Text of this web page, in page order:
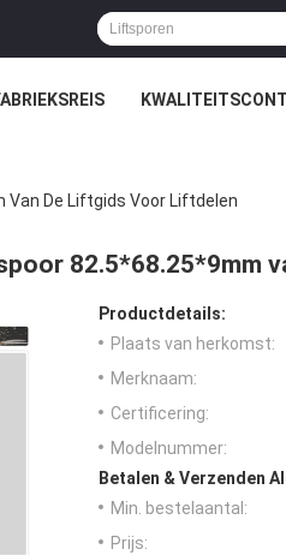
De Liftgids Voor Liftdelen
82.5*68.25*9mm
Productdetails:
Plaats van herkomst:
Merknaam:
Certificering:
Modelnummer:
Betalen & Verzenden
Min. bestelaantal:
Prijs: